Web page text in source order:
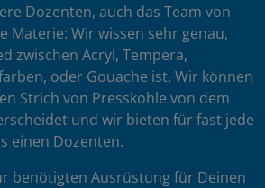
Dozenten, auch das Team von
Materie: Wir wissen sehr genau,
zwischen Acryl, Tempera,
oder Gouache ist. Wir können
Strich von Presskohle von dem
und wir bieten für fast jede
einen Dozenten.
benötigten Ausrüstung für Deinen